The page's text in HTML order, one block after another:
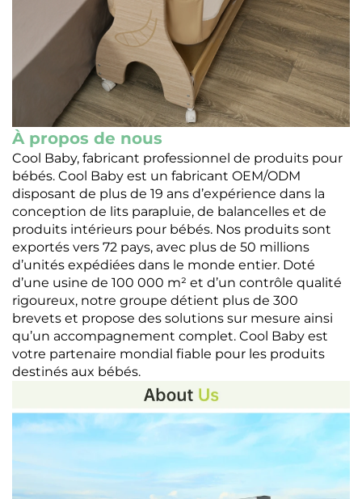
À propos de nous
Cool Baby, fabricant professionnel de produits pour
bébés. Cool Baby est un fabricant OEM/ODM
disposant de plus de 19 ans d’expérience dans la
conception de lits parapluie, de balancelles et de
produits intérieurs pour bébés. Nos produits sont
exportés vers 72 pays, avec plus de 50 millions
d’unités expédiées dans le monde entier. Doté
d’une usine de 100 000 m² et d’un contrôle qualité
rigoureux, notre groupe détient plus de 300
brevets et propose des solutions sur mesure ainsi
qu’un accompagnement complet. Cool Baby est
votre partenaire mondial fiable pour les produits
destinés aux bébés.